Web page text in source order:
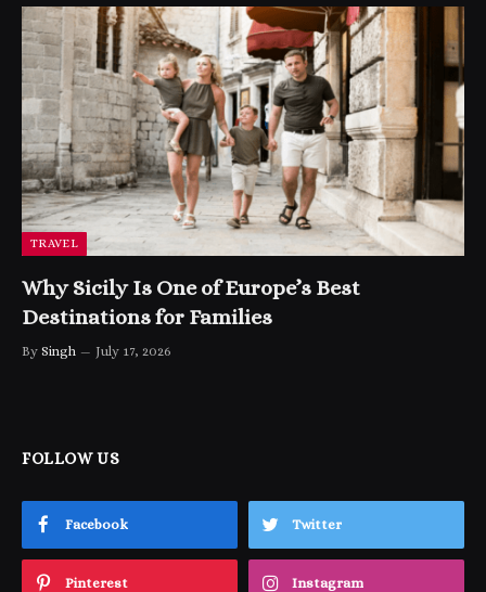
TRAVEL
Why Sicily Is One of Europe’s Best
Destinations for Families
By Singh July 17, 2026
FOLLOW US
Facebook Twitter
Pinterest Instagram